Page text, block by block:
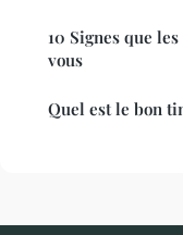
10 Signes que
vous
Quel est le bon